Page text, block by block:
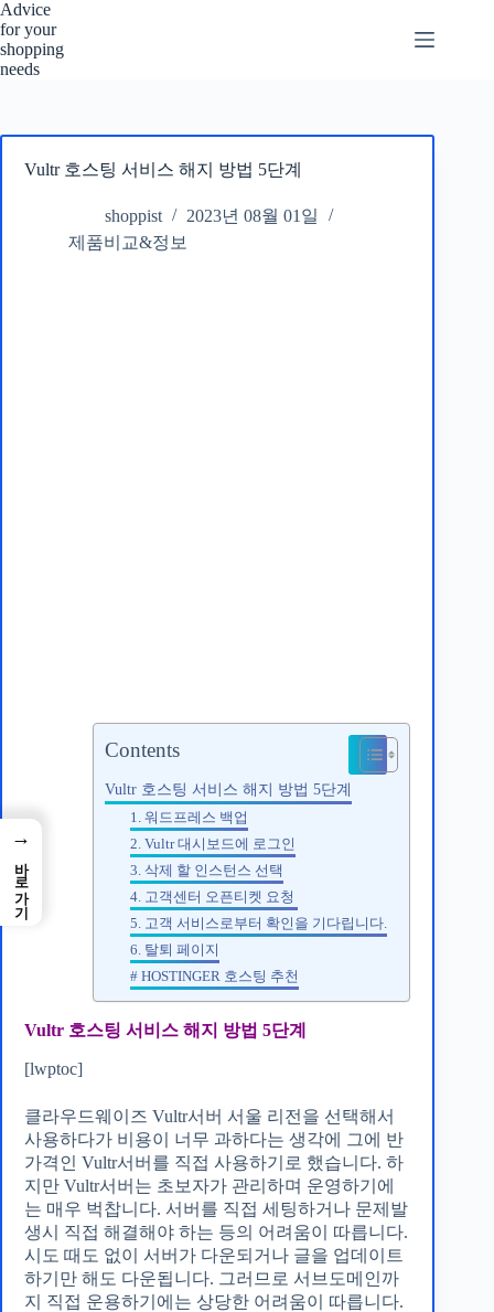
본
문
으
로
Advice
for your
shopping
needs
Vultr 호스팅 서비스 해지 방법 5단계
shoppist
2023년 08월 01일
제품비교&정보
Contents
Vultr 호스팅 서비스 해지 방법 5단계
1. 워드프레스 백업
2. Vultr 대시보드에 로그인
3. 삭제 할 인스턴스 선택
4. 고객센터 오픈티켓 요청
5. 고객 서비스로부터 확인을 기다립니다.
6. 탈퇴 페이지
# HOSTINGER 호스팅 추천
Vultr 호스팅 서비스 해지 방법 5단계
[lwptoc]
클라우드웨이즈 Vultr서버 서울 리전을 선택해서
사용하다가 비용이 너무 과하다는 생각에 그에 반
가격인 Vultr서버를 직접 사용하기로 했습니다. 하
지만 Vultr서버는 초보자가 관리하며 운영하기에
는 매우 벅찹니다. 서버를 직접 세팅하거나 문제발
생시 직접 해결해야 하는 등의 어려움이 따릅니다.
시도 때도 없이 서버가 다운되거나 글을 업데이트
하기만 해도 다운됩니다. 그러므로 서브도메인까
지 직접 운용하기에는 상당한 어려움이 따릅니다.
→
바로가기